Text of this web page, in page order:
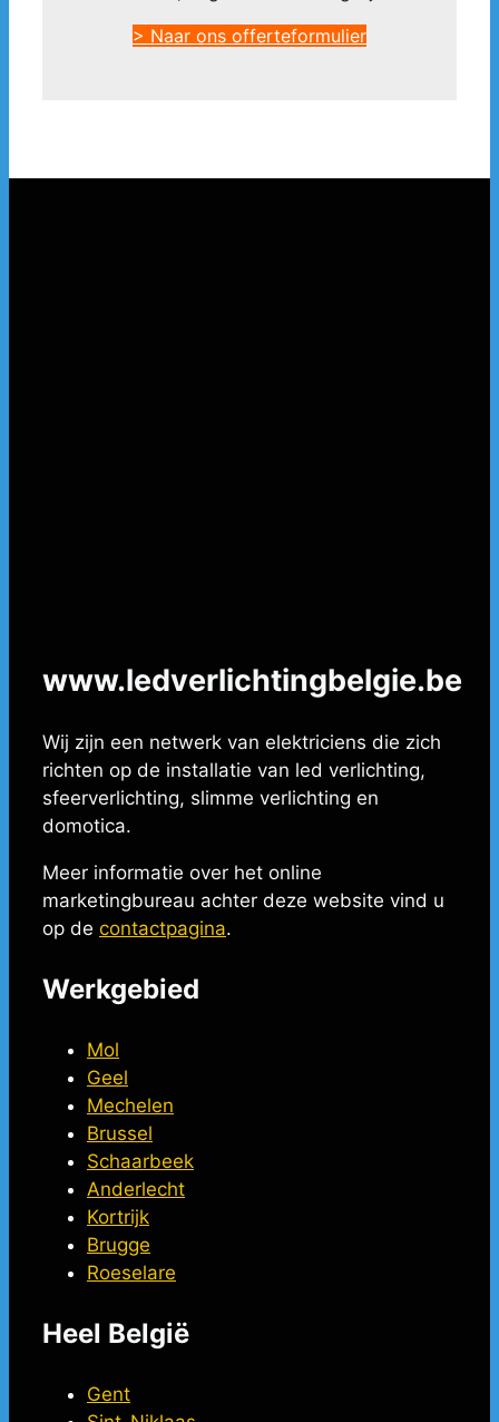
> Naar ons offerteformulier
www.ledverlichtingbelgie.be
Wij zijn een netwerk van elektriciens die zich
richten op de installatie van led verlichting,
sfeerverlichting, slimme verlichting en
domotica.
Meer informatie over het online
marketingbureau achter deze website vind u
op de contactpagina.
Werkgebied
Mol
Geel
Mechelen
Brussel
Schaarbeek
Anderlecht
Kortrijk
Brugge
Roeselare
Heel België
Gent